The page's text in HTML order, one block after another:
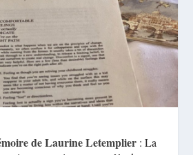
de Laurine Letemplier : La